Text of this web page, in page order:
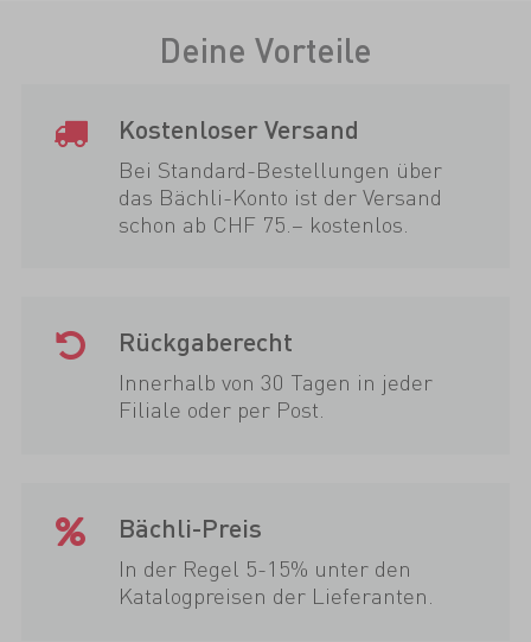
Deine Vorteile
Kostenloser Versand
Bei Standard-Bestellungen über
das Bächli-Konto ist der Versand
schon ab CHF 75.– kostenlos.
Rückgaberecht
Innerhalb von 30 Tagen in jeder
Filiale oder per Post.
Bächli-Preis
In der Regel 5-15% unter den
Katalogpreisen der Lieferanten.